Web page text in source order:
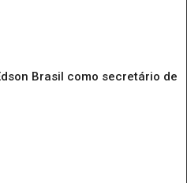
Brasil como secretário de